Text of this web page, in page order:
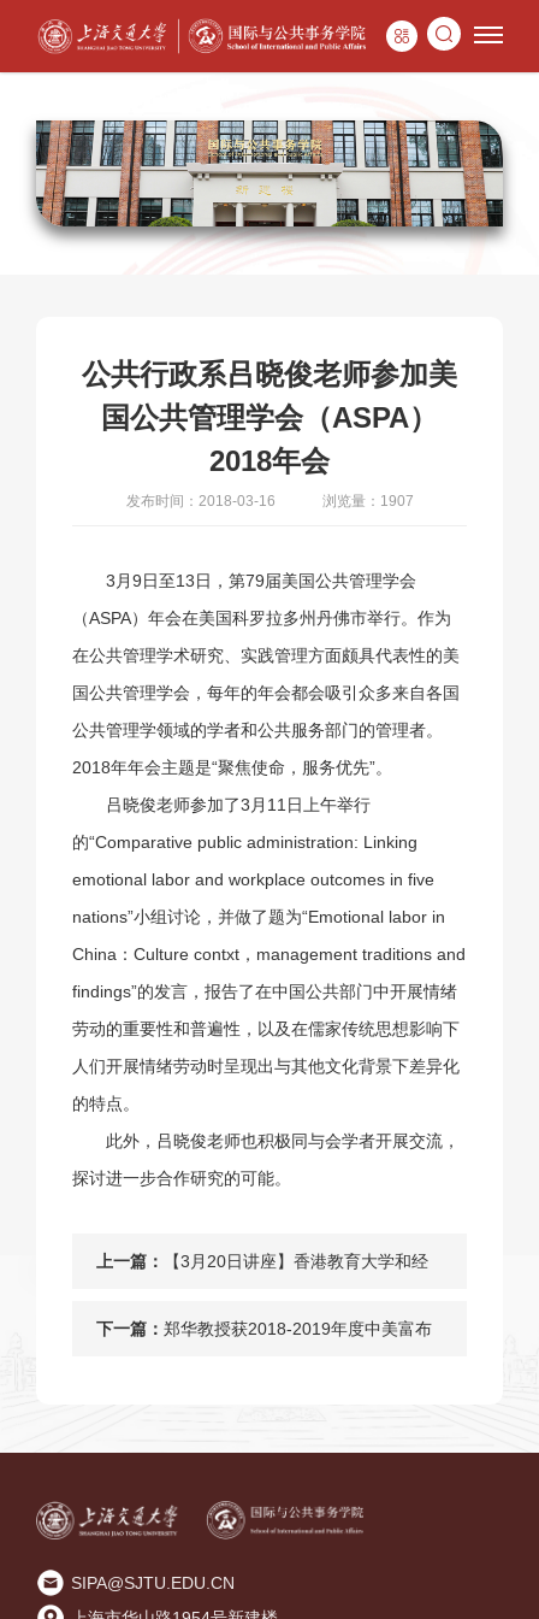
公共行政系吕晓俊老师参加美
国公共管理学会（ASPA）
2018年会
发布时间：2018-03-16 浏览量：1907
3月9日至13日，第79届美国公共管理学会
（ASPA）年会在美国科罗拉多州丹佛市举行。作为
在公共管理学术研究、实践管理方面颇具代表性的美
国公共管理学会，每年的年会都会吸引众多来自各国
公共管理学领域的学者和公共服务部门的管理者。
2018年年会主题是“聚焦使命，服务优先”。
吕晓俊老师参加了3月11日上午举行
的“Comparative public administration: Linking
emotional labor and workplace outcomes in five
nations”小组讨论，并做了题为“Emotional labor in
China：Culture contxt，management traditions and
findings”的发言，报告了在中国公共部门中开展情绪
劳动的重要性和普遍性，以及在儒家传统思想影响下
人们开展情绪劳动时呈现出与其他文化背景下差异化
的特点。
此外，吕晓俊老师也积极同与会学者开展交流，
探讨进一步合作研究的可能。
上一篇： 【3月20日讲座】香港教育大学和经
纬：第三方购买降低了医疗费用的增
下一篇： 郑华教授获2018-2019年度中美富布
SIPA@SJTU.EDU.CN